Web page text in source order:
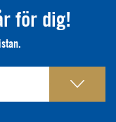
för dig!